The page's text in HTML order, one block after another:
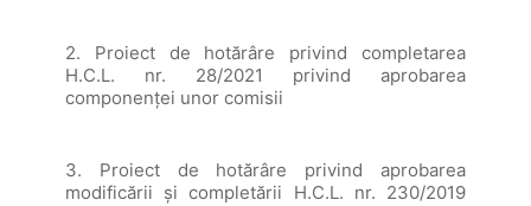
2. Proiect de hotărâre privind completarea
H.C.L. nr. 28/2021 privind aprobarea
componenței unor comisii
3. Proiect de hotărâre privind aprobarea
modificării și completării H.C.L. nr. 230/2019